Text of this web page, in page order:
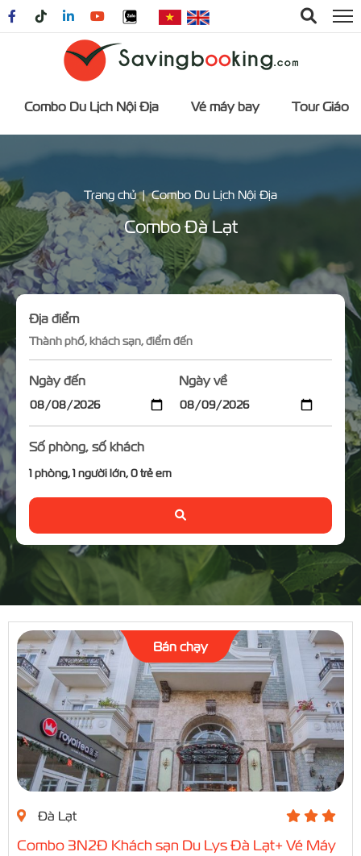
Combo Du Lịch Nội Địa Vé máy bay Tour Giáo
Trang chủ Combo Du Lịch Nội Địa
Combo Đà Lạt
Địa điểm
Ngày đến Ngày về
Số phòng, số khách
1phòng,1người lớn,0trẻ em
Bán chạy
Đà Lạt
Combo 3N2Đ Khách sạn Du Lys Đà Lạt+ Vé Máy